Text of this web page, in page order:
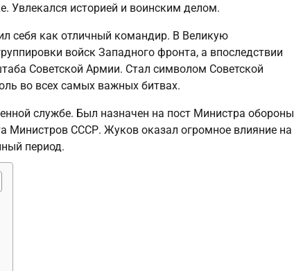
Увлекался историей и воинским делом.
себя как отличный командир. В Великую
войск Западного фронта, а впоследствии
Советской Армии. Стал символом Советской
во всех самых важных битвах.
службе. Был назначен на пост Министра обороны
Министров СССР. Жуков оказал огромное влияние на
период.